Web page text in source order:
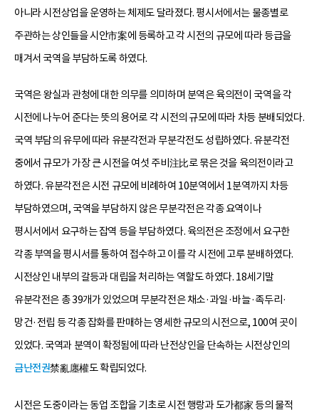
아니라 시전상업을 운영하는 체제도 달라졌다. 평시서에서는 물종별로
주관하는 상인들을 시안市案에 등록하고 각 시전의 규모에 따라 등급을
매겨서 국역을 부담하도록 하였다.
국역은 왕실과 관청에 대한 의무를 의미하며 분역은 육의전이 국역을 각
시전에 나누어 준다는 뜻의 용어로 각 시전의 규모에 따라 차등 분배되었다.
국역 부담의 유무에 따라 유분각전과 무분각전도 성립하였다. 유분각전
중에서 규모가 가장 큰 시전을 여섯 주비注比로 묶은 것을 육의전이라고
하였다. 유분각전은 시전 규모에 비례하여 10분역에서 1분역까지 차등
부담하였으며, 국역을 부담하지 않은 무분각전은 각종 요역이나
평시서에서 요구하는 잡역 등을 부담하였다. 육의전은 조정에서 요구한
각종 부역을 평시서를 통하여 접수하고 이를 각 시전에 고루 분배하였다.
시전상인 내부의 갈등과 대립을 처리하는 역할도 하였다. 18세기말
유분각전은 총 39개가 있었으며 무분각전은 채소·과일·바늘·족두리·
망건·전립 등 각종 잡화를 판매하는 영세한 규모의 시전으로, 100여 곳이
있었다. 국역과 분역이 확정됨에 따라 난전상인을 단속하는 시전상인의
금난전권禁亂廛權도 확립되었다.
시전은 도중이라는 동업 조합을 기초로 시전 행랑과 도가都家 등의 물적